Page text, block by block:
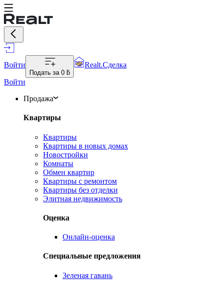
Войти
Подать за 0 ƃ
Realt.Сделка
Войти
Продажа
Квартиры
Квартиры
Квартиры в новых домах
Новостройки
Комнаты
Обмен квартир
Квартиры с ремонтом
Квартиры без отделки
Элитная недвижимость
Оценка
Онлайн-оценка
Специальные предложения
Зеленая гавань